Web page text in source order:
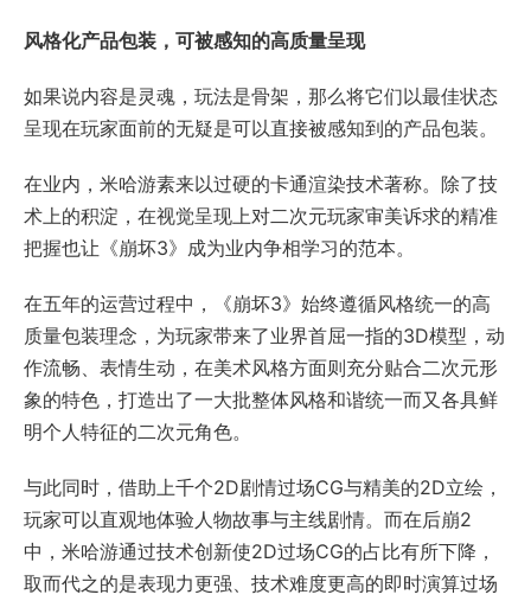
风格化产品包装，可被感知的高质量呈现
如果说内容是灵魂，玩法是骨架，那么将它们以最佳状态
呈现在玩家面前的无疑是可以直接被感知到的产品包装。
在业内，米哈游素来以过硬的卡通渲染技术著称。除了技
术上的积淀，在视觉呈现上对二次元玩家审美诉求的精准
把握也让《崩坏3》成为业内争相学习的范本。
在五年的运营过程中，《崩坏3》始终遵循风格统一的高
质量包装理念，为玩家带来了业界首屈一指的3D模型，动
作流畅、表情生动，在美术风格方面则充分贴合二次元形
象的特色，打造出了一大批整体风格和谐统一而又各具鲜
明个人特征的二次元角色。
与此同时，借助上千个2D剧情过场CG与精美的2D立绘，
玩家可以直观地体验人物故事与主线剧情。而在后崩2
中，米哈游通过技术创新使2D过场CG的占比有所下降，
取而代之的是表现力更强、技术难度更高的即时演算过场